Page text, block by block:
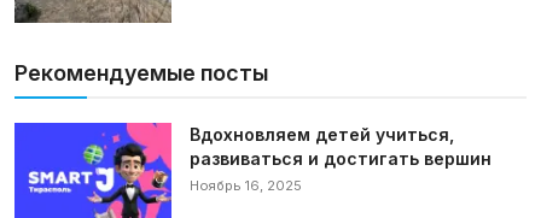
Рекомендуемые посты
Вдохновляем детей учиться,
развиваться и достигать вершин
Ноябрь 16, 2025